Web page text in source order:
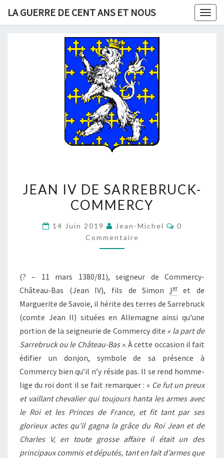
content
LA GUERRE DE CENT ANS ET NOUS
IV
DE
COMMERCY
JEAN IV DE SARREBRUCK-
COMMERCY
14 Juin 2019 Jean-Michel
0
Commentaire
(? – 11 mars 1380/81), seigneur de Commercy-
Château-Bas (Jean IV), fils de Simon Ieret de
Marguerite de Savoie, il hérite des terres de Sarrebruck
(comte Jean II) situées en Allemagne ainsi qu’une
portion de la seigneurie de Commercy dite « la part de
Sarrebruck ou le Château-Bas ». À cette occasion il fait
édifier un donjon, symbole de sa présence à
Commercy bien qu’il n’y réside pas. Il se rend homme-
lige du roi dont il se fait remarquer : « Ce fut un preux
et vaillant chevalier qui toujours hanta les armes avec
le Roi et les Princes de France, et fit tant par ses
glorieux actes qu’il gagna la grâce du Roi Jean et de
Charles V, en toute grosse affaire il était un des
principaux commis et députés, tant en fait d’armes que